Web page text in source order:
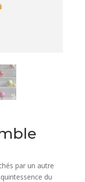
par un autre
du